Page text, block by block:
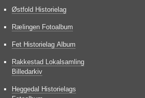
Østfold Historielag
Rælingen Fotoalbum
Fet Historielag Album
Rakkestad Lokalsamling
Billedarkiv
Heggedal Historielags